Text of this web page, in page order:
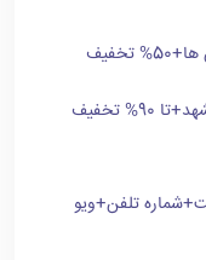
تخفیف
تلفن+ویو